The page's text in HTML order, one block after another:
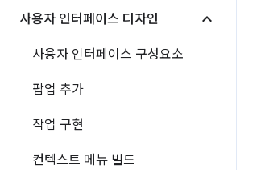
사용자 인터페이스 디자인
사용자 인터페이스 구성요소
팝업 추가
작업 구현
컨텍스트 메뉴 빌드